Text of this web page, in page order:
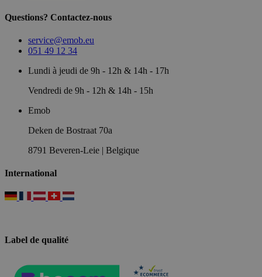
Questions? Contactez-nous
service@emob.eu
051 49 12 34
Lundi à jeudi de 9h - 12h & 14h - 17h
Vendredi de 9h - 12h & 14h - 15h
Emob
Deken de Bostraat 70a
8791 Beveren-Leie | Belgique
International
Label de qualité